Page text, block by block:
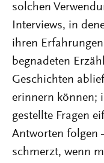
solchen
Interviews, in
ihren
begnadeten
Geschichten
erinnern können;
gestellte Fragen
Antworten folgen
schmerzt, wenn